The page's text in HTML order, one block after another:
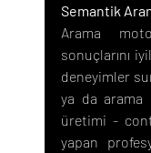
Semantik
Arama
sonuçlarını
deneyimler
ya da arama
üretimi -
yapan